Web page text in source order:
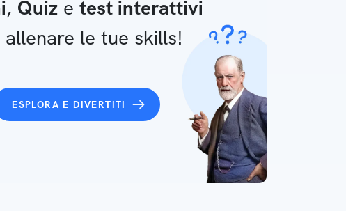
, Quiz e test interattivi
allenare le tue skills!
ESPLORA E DIVERTITI